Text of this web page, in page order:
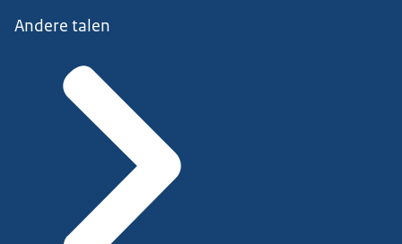
Andere talen